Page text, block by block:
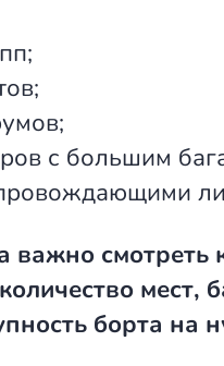
с большим
важно смотреть
мест,
борта на